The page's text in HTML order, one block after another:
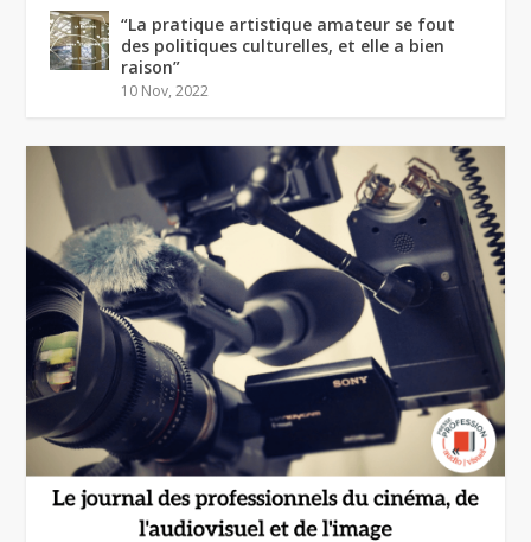
“La pratique artistique amateur se fout
des politiques culturelles, et elle a bien
raison”
10 Nov, 2022